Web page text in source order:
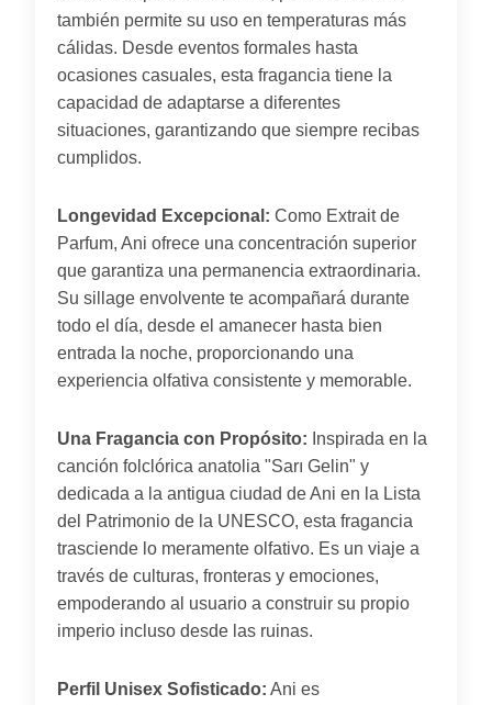
también permite su uso en temperaturas más
cálidas. Desde eventos formales hasta
ocasiones casuales, esta fragancia tiene la
capacidad de adaptarse a diferentes
situaciones, garantizando que siempre recibas
cumplidos.
Longevidad Excepcional: Como Extrait de
Parfum, Ani ofrece una concentración superior
que garantiza una permanencia extraordinaria.
Su sillage envolvente te acompañará durante
todo el día, desde el amanecer hasta bien
entrada la noche, proporcionando una
experiencia olfativa consistente y memorable.
Una Fragancia con Propósito: Inspirada en la
canción folclórica anatolia "Sarı Gelin" y
dedicada a la antigua ciudad de Ani en la Lista
del Patrimonio de la UNESCO, esta fragancia
trasciende lo meramente olfativo. Es un viaje a
través de culturas, fronteras y emociones,
empoderando al usuario a construir su propio
imperio incluso desde las ruinas.
Perfil Unisex Sofisticado: Ani es